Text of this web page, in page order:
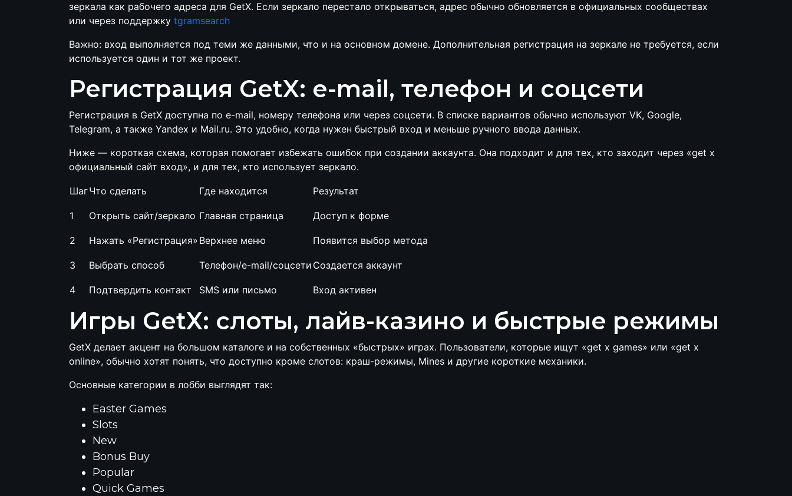
зеркала как рабочего адреса для GetX. Если зеркало перестало открываться, адрес обычно обновляется в официальных сообществах
или через поддержку tgramsearch
Важно: вход выполняется под теми же данными, что и на основном домене. Дополнительная регистрация на зеркале не требуется, если
используется один и тот же проект.
Регистрация GetX: e-mail, телефон и соцсети
Регистрация в GetX доступна по e-mail, номеру телефона или через соцсети. В списке вариантов обычно используют VK, Google,
Telegram, а также Yandex и Mail.ru. Это удобно, когда нужен быстрый вход и меньше ручного ввода данных.
Ниже — короткая схема, которая помогает избежать ошибок при создании аккаунта. Она подходит и для тех, кто заходит через «get x
официальный сайт вход», и для тех, кто использует зеркало.
ШагЧто сделать Где находится Результат
1 Открыть сайт/зеркало Главная страница Доступ к форме
2 Нажать «Регистрация» Верхнее меню Появится выбор метода
3 Выбрать способ Телефон/e-mail/соцсети Создается аккаунт
4 Подтвердить контакт SMS или письмо Вход активен
Игры GetX: слоты, лайв-казино и быстрые режимы
GetX делает акцент на большом каталоге и на собственных «быстрых» играх. Пользователи, которые ищут «get x games» или «get x
online», обычно хотят понять, что доступно кроме слотов: краш-режимы, Mines и другие короткие механики.
Основные категории в лобби выглядят так:
Easter Games
Slots
New
Bonus Buy
Popular
Quick Games